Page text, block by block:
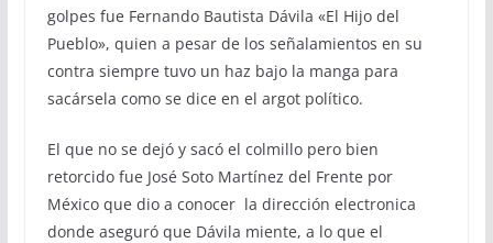
golpes fue Fernando Bautista Dávila «El Hijo del
Pueblo», quien a pesar de los señalamientos en su
contra siempre tuvo un haz bajo la manga para
sacársela como se dice en el argot político.
El que no se dejó y sacó el colmillo pero bien
retorcido fue José Soto Martínez del Frente por
México que dio a conocer la dirección electronica
donde aseguró que Dávila miente, a lo que el